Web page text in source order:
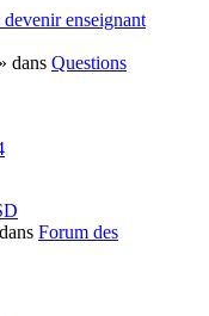
enseignant
» dans Questions
Forum des